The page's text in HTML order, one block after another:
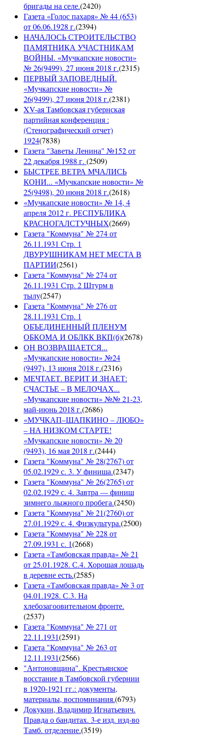
бригады на селе.(2420)
Газета «Голос пахаря» № 44 (653)
от 06.06.1928 г.(2394)
НАЧАЛОСЬ СТРОИТЕЛЬСТВО
ПАМЯТНИКА УЧАСТНИКАМ
ВОЙНЫ. «Мучкапские новости»
№ 26(9499), 27 июня 2018 г.(2315)
ПЕРВЫЙ ЗАПОВЕДНЫЙ.
«Мучкапские новости» №
26(9499), 27 июня 2018 г.(2381)
XV-ая Тамбовская губернская
партийная конференция :
(Стенографический отчет)
1924(7838)
Газета "Заветы Ленина" №152 от
22 декабря 1988 г. (2509)
БЫСТРЕЕ ВЕТРА МЧАЛИСЬ
КОНИ... «Мучкапские новости» №
25(9498), 20 июня 2018 г.(2618)
«Мучкапские новости» № 14, 4
апреля 2012 г. РЕСПУБЛИКА
КРАСНОГАЛСТУЧНЫХ(2669)
Газета "Коммуна" № 274 от
26.11.1931 Стр. 1
ДВУРУШНИКАМ НЕТ МЕСТА В
ПАРТИИ(2561)
Газета "Коммуна" № 274 от
26.11.1931 Стр. 2 Штурм в
тылу(2547)
Газета "Коммуна" № 276 от
28.11.1931 Стр. 1
ОБЪЕДИНЕННЫЙ ПЛЕНУМ
ОБКОМА И ОБЛКК ВКП(б)(2678)
ОН ВОЗВРАЩАЕТСЯ...
«Мучкапские новости» №24
(9497), 13 июня 2018 г.(2316)
МЕЧТАЕТ. ВЕРИТ И ЗНАЕТ:
СЧАСТЬЕ – В МЕЛОЧАХ...
«Мучкапские новости» №№ 21-23,
май-июнь 2018 г.(2686)
«МУЧКАП–ШАПКИНО – ЛЮБО»
– НА НИЗКОМ СТАРТЕ!
«Мучкапские новости» № 20
(9493), 16 мая 2018 г.(2444)
Газета "Коммуна" № 28(2767) от
05.02.1929 с. 3. У финиша.(2347)
Газета "Коммуна" № 26(2765) от
02.02.1929 с. 4. Завтра — финиш
зимнего лыжного пробега.(2450)
Газета "Коммуна" № 21(2760) от
27.01.1929 с. 4. Физкультура.(2500)
Газета "Коммуна" № 228 от
27.09.1931 с. 1(2668)
Газета «Тамбовская правда» № 21
от 25.01.1928. С.4. Хорошая лошадь
в деревне есть.(2585)
Газета «Тамбовская правда» № 3 от
04.01.1928. С.3. На
хлебозагоовительном фронте.
(2537)
Газета "Коммуна" № 271 от
22.11.1931(2591)
Газета "Коммуна" № 263 от
12.11.1931(2566)
"Антоновщина". Крестьянское
восстание в Тамбовской губернии
в 1920-1921 гг.: документы,
материалы, воспоминания.(6793)
Докукин, Владимир Игнатьевич.
Правда о бандитах. 3-е изд. изд-во
Тамб. отделение.(3519)